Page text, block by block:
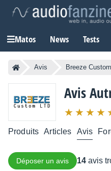
Matos News Tests
Avis Breeze
Avis
Produits Articles Avis
Déposer un avis 14 avis